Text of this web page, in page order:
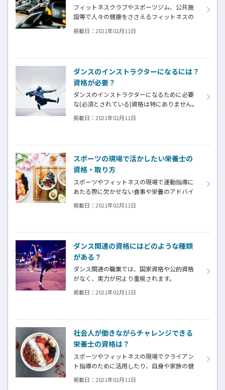
フィットネスクラブやスポーツジム、公共施
設等で人々の健康をささえるフィットネスの
ます。職種、雇用形態の切り口から、フィット
掲載日： 2021年02月11日
ダンスのインストラクターになるには？
資格が必要？
ダンスのインストラクターになるために必要
な(必須とされている)資格は特にありません。
資格よりも、ダンスの経験年数や大会やコン
テストでの入賞実績等のキャリアのほか、オ
サーとしての活動実績が、セールスポイント
となります。
掲載日： 2021年02月11日
スポーツの現場で活かしたい栄養士の
資格・取り方
スポーツやフィットネスの現場で運動指導に
あたる際に欠かせない食事や栄養のアドバイ
ス。根拠に基づき適切なアドバイスを行うた
め、正しい専門知識を身に付けましょう。
掲載日： 2021年02月11日
ダンス関連の資格にはどのような種類
がある？
ダンス関連の職業では、国家資格や公的資格
がなく、実力が何より重視されます。
しかし、ダンスの各ジャンルで民間資格はあ
り、ダンサーとしての活動内容や目指す方向
掲載日： 2021年02月11日
社会人が働きながらチャレンジできる
栄養士の資格は？
スポーツやフィットネスの現場でクライアン
ト指導のために活用したり、自身や家族の健
康維持・向上のための取り組みを高めていく
ために、正しい食事・栄養の知識は大いに役
掲載日： 2021年02月11日